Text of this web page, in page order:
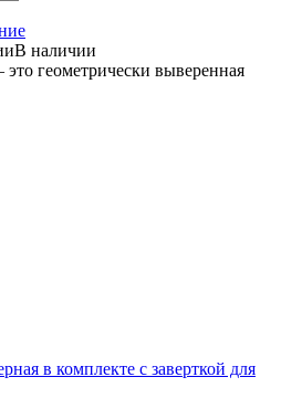
В наличии
геометрически выверенная